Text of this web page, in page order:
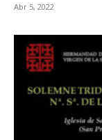
Abr 5, 2022